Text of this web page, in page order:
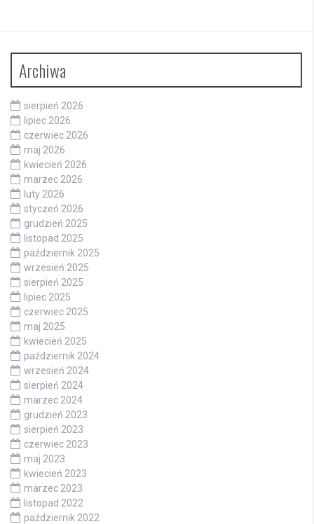
Archiwa
sierpień 2026
lipiec 2026
czerwiec 2026
maj 2026
kwiecień 2026
marzec 2026
luty 2026
styczeń 2026
grudzień 2025
listopad 2025
październik 2025
wrzesień 2025
sierpień 2025
lipiec 2025
czerwiec 2025
maj 2025
kwiecień 2025
październik 2024
wrzesień 2024
sierpień 2024
marzec 2024
grudzień 2023
sierpień 2023
czerwiec 2023
maj 2023
kwiecień 2023
marzec 2023
listopad 2022
październik 2022